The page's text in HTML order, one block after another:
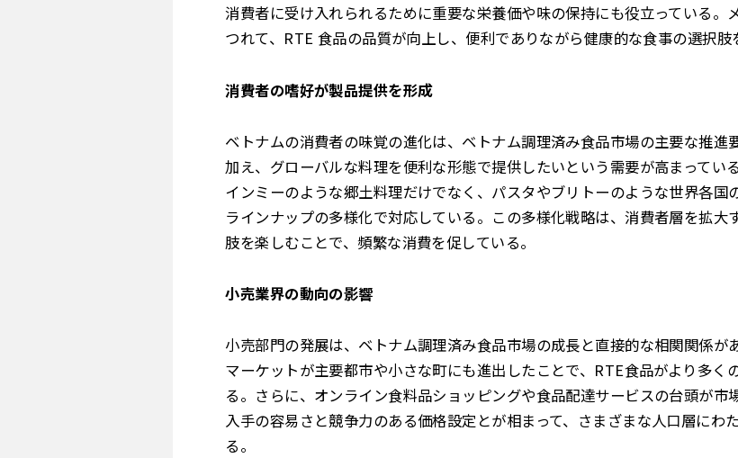
消費者に受け入れられるために重要な栄養価や味の保持にも役立っている。
つれて、RTE 食品の品質が向上し、便利でありながら健康的な食事の選択肢
消費者の嗜好が製品提供を形成
ベトナムの消費者の味覚の進化は、ベトナム調理済み食品市場の主要な推進
加え、グローバルな料理を便利な形態で提供したいという需要が高まってい
インミーのような郷土料理だけでなく、パスタやブリトーのような世界各国
ラインナップの多様化で対応している。この多様化戦略は、消費者層を拡大
肢を楽しむことで、頻繁な消費を促している。
小売業界の動向の影響
小売部門の発展は、ベトナム調理済み食品市場の成長と直接的な相関関係が
マーケットが主要都市や小さな町にも進出したことで、RTE食品がより多く
る。さらに、オンライン食料品ショッピングや食品配達サービスの台頭が市
入手の容易さと競争力のある価格設定とが相まって、さまざまな人口層にわ
る。